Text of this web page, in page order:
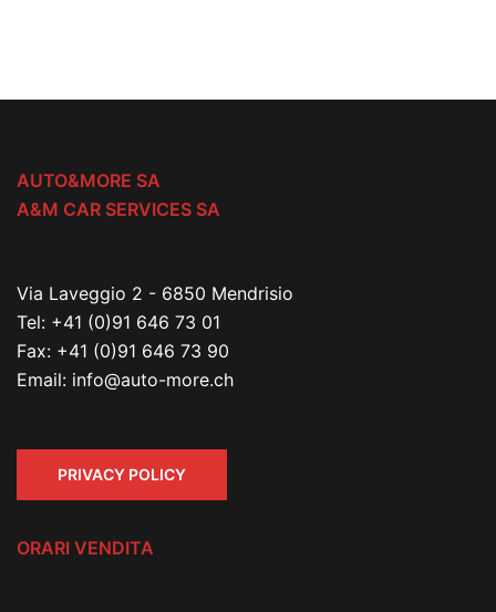
AUTO&MORE SA
A&M CAR SERVICES SA
Via Laveggio 2 - 6850 Mendrisio
Tel: +41 (0)91 646 73 01
Fax: +41 (0)91 646 73 90
Email: info@auto-more.ch
PRIVACY POLICY
ORARI VENDITA